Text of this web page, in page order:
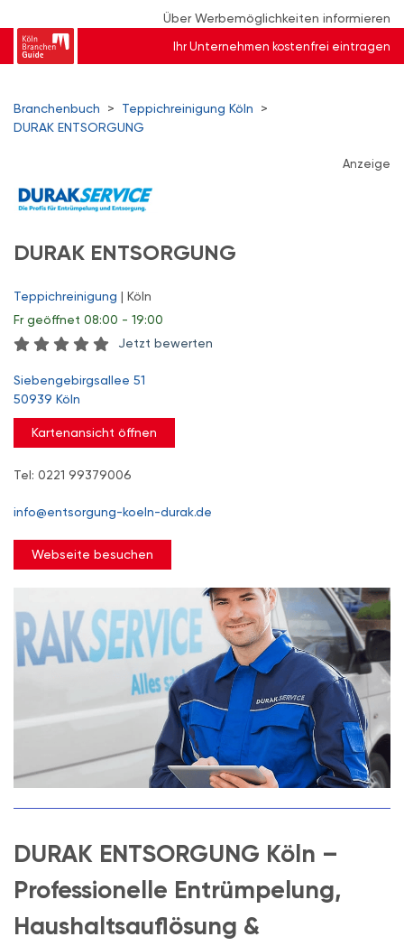
Über Werbemöglichkeiten informieren
Ihr Unternehmen kostenfrei eintragen
Branchenbuch > Teppichreinigung Köln
>
DURAK ENTSORGUNG
Anzeige
DURAK ENTSORGUNG
Teppichreinigung | Köln
Frgeöffnet 08:00 - 19:00
Jetzt bewerten
Siebengebirgsallee 51
50939 Köln
Kartenansicht öffnen
Tel: 0221 99379006
info@entsorgung-koeln-durak.de
Webseite besuchen
DURAK ENTSORGUNG Köln –
Professionelle Entrümpelung,
Haushaltsauflösung &